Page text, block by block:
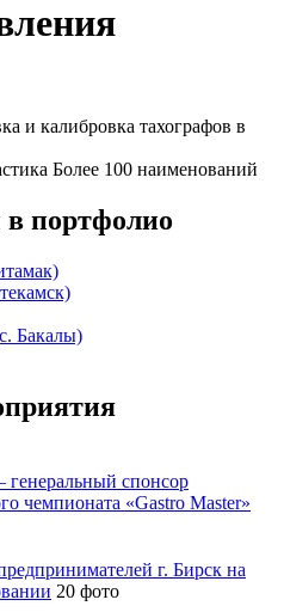
и калибровка тахографов в
Более 100 наименований
портфолио
Бакалы)
генеральный спонсор
чемпионата «Gastro Master»
г. Бирск на
20 фото